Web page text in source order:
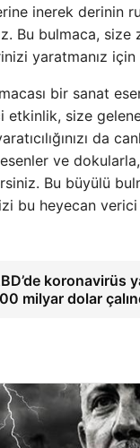
inerek derinin
Bu bulmaca, size
yaratmanız
bir sanat
etkinlik, size
da
ve
Bu büyülü
bu heyecan verici
koronavirüs
milyar dolar